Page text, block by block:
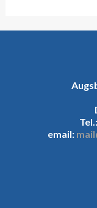
email: